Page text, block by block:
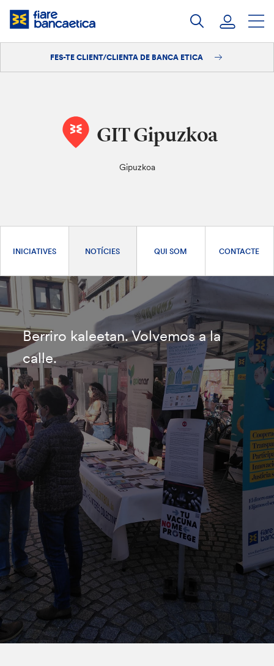
Salta
Iniciar sessióFES-TE CLIENT/CLIENTA DE BANCA ETICA
GIT Gipuzkoa
Gipuzkoa
INICIATIVES NOTÍCIES QUI SOM CONTACTE
Berriro kaleetan. Volvemos a la
calle.